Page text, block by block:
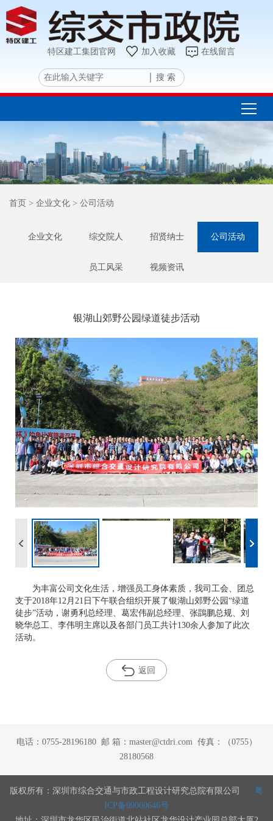
特区建工集团官网 加入收藏 在线留言
搜 索
首页 > 企业文化 > 公司活动
企业文化 综交院人 招贤纳士 公司活动
员工风采 视频资讯
银湖山郊野公园绿道徒步活动
为丰富公司文化生活，增强员工身体素质，我司工会、团总
支于2018年12月21日下午联合组织开展了银湖山郊野公园“绿道
徒步”活动，谢勇利总经理、葛宏伟副总经理、张鵾鹏总规、刘
晓华总工、李伟明主席以及各部门员工共计130余人参加了此次
活动。
返回
电话：0755-28196180 邮 箱：master@ctdri.com 传真：（0755）
28180568
版权所有：深圳市综合交通与市政工程设计研究总院有限公司 粤
ICP备09060646号